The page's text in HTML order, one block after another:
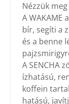
Nézzük
A WAKAME
bír, segíti a
és a benne
A SENCHA
ízhatású,
koffein
hatású,